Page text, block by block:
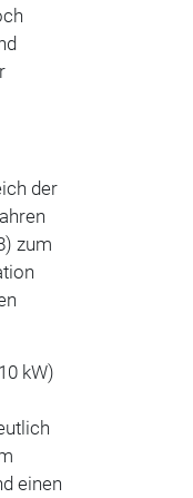
der
zum
kW)
einen